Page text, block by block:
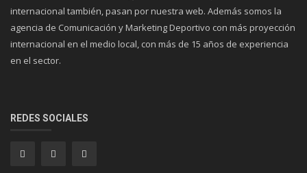
internacional también, pasan por nuestra web. Además somos la
agencia de Comunicación y Marketing Deportivo con más proyección
internacional en el medio local, con más de 15 años de experiencia
en el sector.
REDES SOCIALES